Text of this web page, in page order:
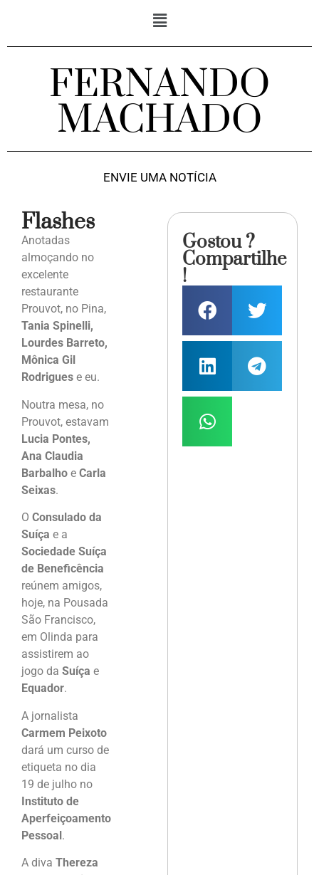
FERNANDO
MACHADO
ENVIE UMA NOTÍCIA
Flashes
Anotadas
almoçando no
excelente
restaurante
Prouvot, no Pina,
Tania Spinelli,
Lourdes Barreto,
Mônica Gil
Rodrigues e eu.
Noutra mesa, no
Prouvot, estavam
Lucia Pontes,
Ana Claudia
Barbalho e Carla
Seixas.
O Consulado da
Suíça e a
Sociedade Suíça
de Beneficência
reúnem amigos,
hoje, na Pousada
São Francisco,
em Olinda para
assistirem ao
jogo da Suíça e
Equador.
A jornalista
Carmem Peixoto
dará um curso de
etiqueta no dia
19 de julho no
Instituto de
Aperfeiçoamento
Pessoal.
A diva Thereza
Gostou ?
Compartilhe
!